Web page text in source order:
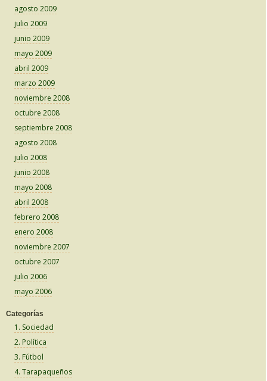
agosto 2009
julio 2009
junio 2009
mayo 2009
abril 2009
marzo 2009
noviembre 2008
octubre 2008
septiembre 2008
agosto 2008
julio 2008
junio 2008
mayo 2008
abril 2008
febrero 2008
enero 2008
noviembre 2007
octubre 2007
julio 2006
mayo 2006
Categorías
1. Sociedad
2. Política
3. Fútbol
4. Tarapaqueños